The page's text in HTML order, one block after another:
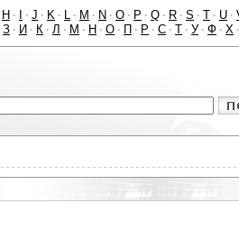
H · · J · K · L · M · N · O · P · Q · R · S · T · U ·
З · И · К · Л · М · Н · О · П · Р · С · Т · У · Ф · Х